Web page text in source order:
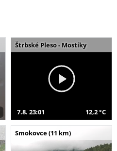
Štrbské Pleso - Mostíky
7.8. 23:01 12,2 °C
Smokovce (11 km)